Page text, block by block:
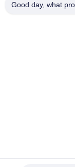
Good day, what